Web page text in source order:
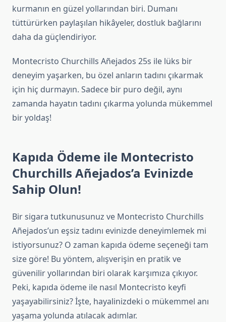
kurmanın en güzel yollarından biri. Dumanı
tüttürürken paylaşılan hikâyeler, dostluk bağlarını
daha da güçlendiriyor.
Montecristo Churchills Añejados 25s ile lüks bir
deneyim yaşarken, bu özel anların tadını çıkarmak
için hiç durmayın. Sadece bir puro değil, aynı
zamanda hayatın tadını çıkarma yolunda mükemmel
bir yoldaş!
Kapıda Ödeme ile Montecristo
Churchills Añejados’a Evinizde
Sahip Olun!
Bir sigara tutkunusunuz ve Montecristo Churchills
Añejados’un eşsiz tadını evinizde deneyimlemek mi
istiyorsunuz? O zaman kapıda ödeme seçeneği tam
size göre! Bu yöntem, alışverişin en pratik ve
güvenilir yollarından biri olarak karşımıza çıkıyor.
Peki, kapıda ödeme ile nasıl Montecristo keyfi
yaşayabilirsiniz? İşte, hayalinizdeki o mükemmel anı
yaşama yolunda atılacak adımlar.